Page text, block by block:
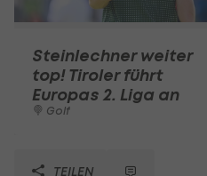
Steinlechner weiter
top! Tiroler führt
Europas 2. Liga an
Golf
TEILEN